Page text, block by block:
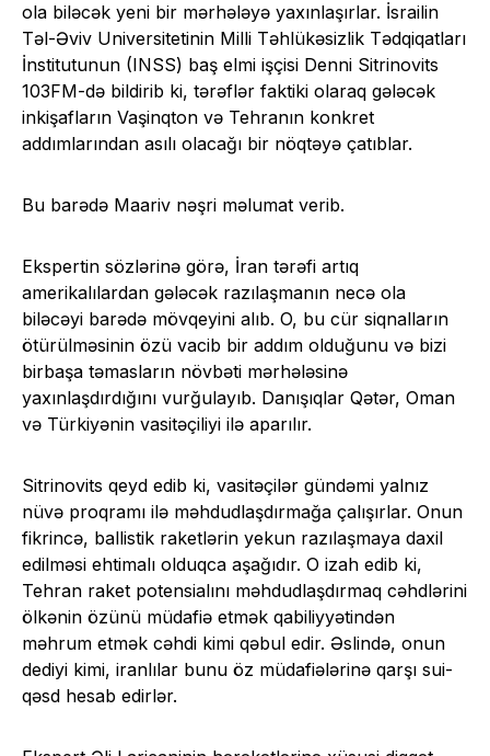
ola biləcək yeni bir mərhələyə yaxınlaşırlar. İsrailin
Təl-Əviv Universitetinin Milli Təhlükəsizlik Tədqiqatları
İnstitutunun (INSS) baş elmi işçisi Denni Sitrinovits
103FM-də bildirib ki, tərəflər faktiki olaraq gələcək
inkişafların Vaşinqton və Tehranın konkret
addımlarından asılı olacağı bir nöqtəyə çatıblar.
Bu barədə Maariv nəşri məlumat verib.
Ekspertin sözlərinə görə, İran tərəfi artıq
amerikalılardan gələcək razılaşmanın necə ola
biləcəyi barədə mövqeyini alıb. O, bu cür siqnalların
ötürülməsinin özü vacib bir addım olduğunu və bizi
birbaşa təmasların növbəti mərhələsinə
yaxınlaşdırdığını vurğulayıb. Danışıqlar Qətər, Oman
və Türkiyənin vasitəçiliyi ilə aparılır.
Sitrinovits qeyd edib ki, vasitəçilər gündəmi yalnız
nüvə proqramı ilə məhdudlaşdırmağa çalışırlar. Onun
fikrincə, ballistik raketlərin yekun razılaşmaya daxil
edilməsi ehtimalı olduqca aşağıdır. O izah edib ki,
Tehran raket potensialını məhdudlaşdırmaq cəhdlərini
ölkənin özünü müdafiə etmək qabiliyyətindən
məhrum etmək cəhdi kimi qəbul edir. Əslində, onun
dediyi kimi, iranlılar bunu öz müdafiələrinə qarşı sui-
qəsd hesab edirlər.